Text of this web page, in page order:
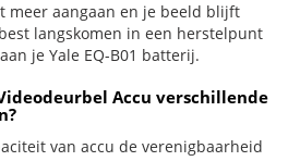
meer aangaan en je beeld blijft
langskomen in een herstelpunt
je Yale EQ-B01 batterij.
Accu verschillende
van accu de verenigbaarheid